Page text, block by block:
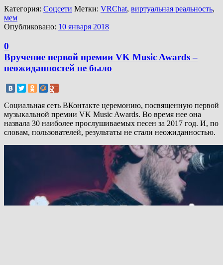
Категория: Соцсети Метки: VRChat, виртуальная реальность,
мем
Опубликовано: 10 января 2018
0
Вручение первой премии VK Music Awards –
неожиданностей не было
Социальная сеть ВКонтакте церемонию, посвященную первой
музыкальной премии VK Music Awards. Во время нее она
назвала 30 наиболее прослушиваемых песен за 2017 год. И, по
словам, пользователей, результаты не стали неожиданностью.